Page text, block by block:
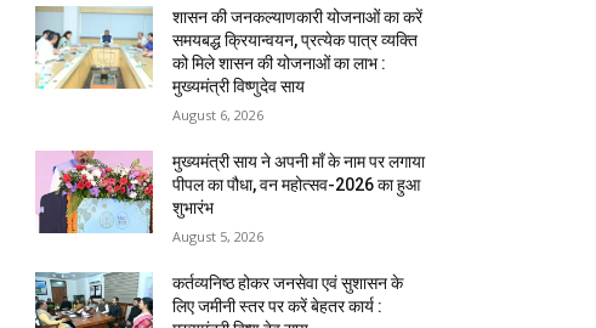
शासन की जनकल्याणकारी योजनाओं का करें
समयबद्ध क्रियान्वयन, प्रत्येक पात्र व्यक्ति
को मिले शासन की योजनाओं का लाभ :
मुख्यमंत्री विष्णुदेव साय
August 6, 2026
मुख्यमंत्री साय ने अपनी माँ के नाम पर लगाया
पीपल का पौधा, वन महोत्सव-2026 का हुआ
शुभारंभ
August 5, 2026
कर्तव्यनिष्ठ होकर जनसेवा एवं सुशासन के
लिए जमीनी स्तर पर करें बेहतर कार्य :